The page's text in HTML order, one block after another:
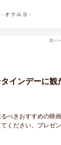
本ペ
インデーに観
べきおすすめの映
ください。プレゼ